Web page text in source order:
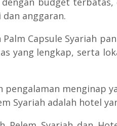
anggaran.
Capsule Syariah
yang lengkap, serta
menginap
Syariah adalah hotel